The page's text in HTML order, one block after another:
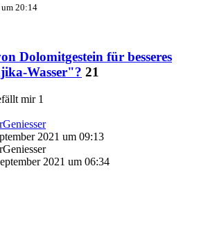
20:14
Dolomitgestein für besseres
Wasser"? 21
1
2021 um 09:13
2021 um 06:34